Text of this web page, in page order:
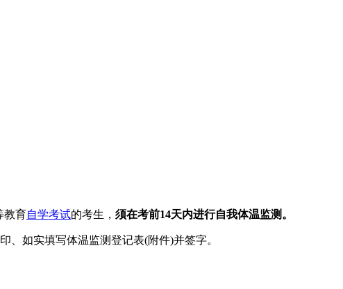
教育自学考试的考生， 须在考前14天内进行自我体温监测。
、如实填写体温监测登记表(附件)并签字。